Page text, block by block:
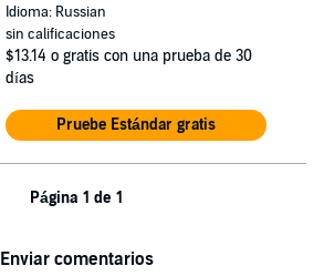
Idioma: Russian
sin calificaciones
$13.14 o gratis con una prueba de 30
días
Pruebe Estándar gratis
Página 1 de 1
Enviar comentarios